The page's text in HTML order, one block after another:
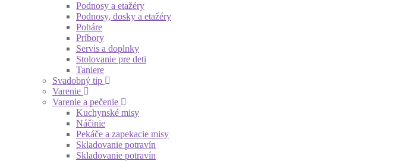
Podnosy a etažéry
Podnosy, dosky a etažéry
Poháre
Príbory
Servis a doplnky
Stolovanie pre deti
Taniere
Svadobný tip
Varenie
Varenie a pečenie
Kuchynské misy
Náčinie
Pekáče a zapekacie misy
Skladovanie potravín
Skladovanie potravín